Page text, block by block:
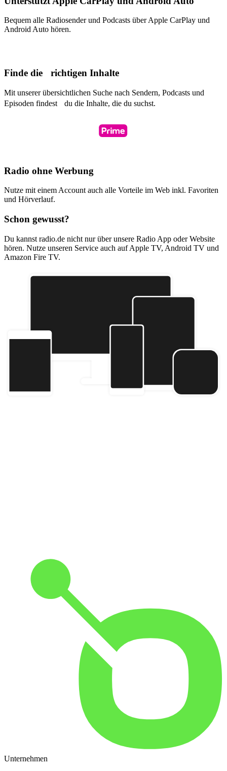
Bequem alle Radiosender und Podcasts über Apple CarPlay und
Android Auto hören.
Finde die richtigen Inhalte
Mit unserer übersichtlichen Suche nach Sendern, Podcasts und
Episoden findest du die Inhalte, die du suchst.
Radio ohne Werbung
Nutze mit einem Account auch alle Vorteile im Web inkl. Favoriten
und Hörverlauf.
Schon gewusst?
Du kannst radio.de nicht nur über unsere Radio App oder Website
hören. Nutze unseren Service auch auf Apple TV, Android TV und
Amazon Fire TV.
Unternehmen